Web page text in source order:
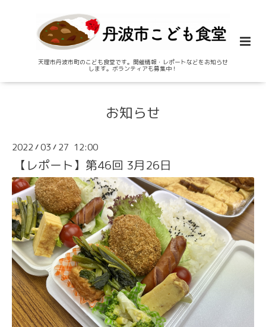
天理市丹波市町のこども食堂です。開催情報・レポートなどをお知らせ
します。ボランティアも募集中！
お知らせ
2022 /03 / 27 12:00
【レポート】第46回 3月26日